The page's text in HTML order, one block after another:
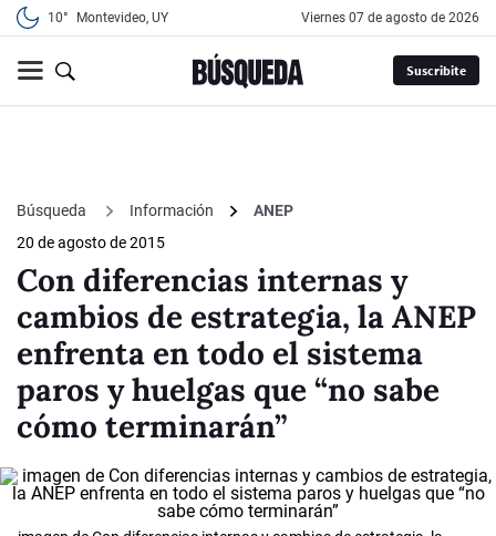
10° Montevideo, UY viernes 07 de agosto de 2026
Suscribite
Búsqueda Información
ANEP
20 de agosto de 2015
Con diferencias internas y
cambios de estrategia, la ANEP
enfrenta en todo el sistema
paros y huelgas que “no sabe
cómo terminarán”